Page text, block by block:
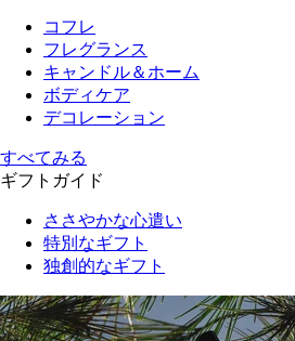
コフレ
フレグランス
キャンドル＆ホーム
ボディケア
デコレーション
すべてみる
ギフトガイド
ささやかな心遣い
特別なギフト
独創的なギフト